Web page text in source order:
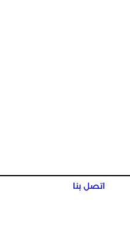
اتصل بنا